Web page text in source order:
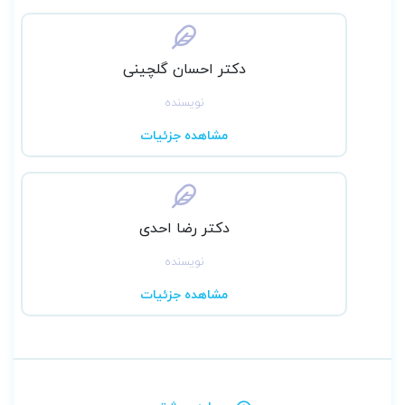
دانشجویان عزیز این رشته قرار گیرد.
دکتر احسان گلچینی
نویسنده
مشاهده جزئیات
دکتر رضا احدی
نویسنده
مشاهده جزئیات